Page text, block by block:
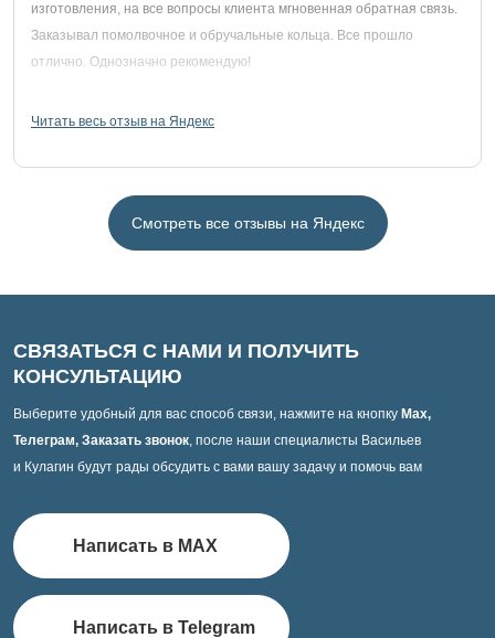
изготовления, на все вопросы клиента мгновенная обратная связь.
Заказывал помолвочное и обручальные кольца. Все прошло
отлично. Однозначно рекомендую!
Читать весь отзыв на Яндекс
Смотреть все отзывы на Яндекс
СВЯЗАТЬСЯ С НАМИ И ПОЛУЧИТЬ
КОНСУЛЬТАЦИЮ
Выберите удобный для вас способ связи, нажмите на кнопку Max,
Телеграм, Заказать звонок, после наши специалисты Васильев
и Кулагин будут рады обсудить с вами вашу задачу и помочь вам
Написать в MAX
Написать в Telegram